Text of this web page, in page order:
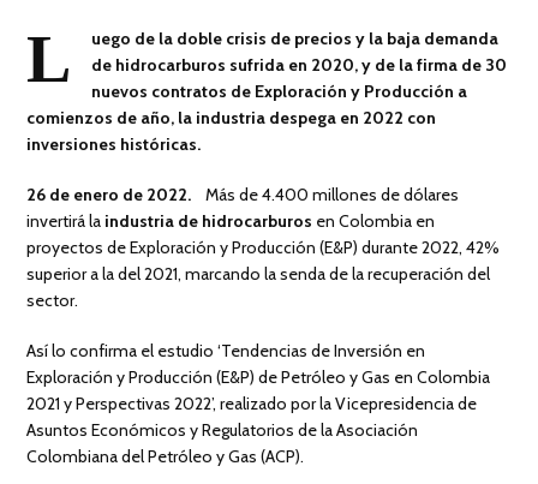
L
uego de la doble crisis de precios y la baja demanda
de hidrocarburos sufrida en 2020, y de la firma de 30
nuevos contratos de Exploración y Producción a
comienzos de año, la industria despega en 2022 con
inversiones históricas.
26 de enero de 2022. Más de 4.400 millones de dólares
invertirá la industria de hidrocarburos en Colombia en
proyectos de Exploración y Producción (E&P) durante 2022, 42%
superior a la del 2021, marcando la senda de la recuperación del
sector.
Así lo confirma el estudio ‘Tendencias de Inversión en
Exploración y Producción (E&P) de Petróleo y Gas en Colombia
2021 y Perspectivas 2022’, realizado por la Vicepresidencia de
Asuntos Económicos y Regulatorios de la Asociación
Colombiana del Petróleo y Gas (ACP).